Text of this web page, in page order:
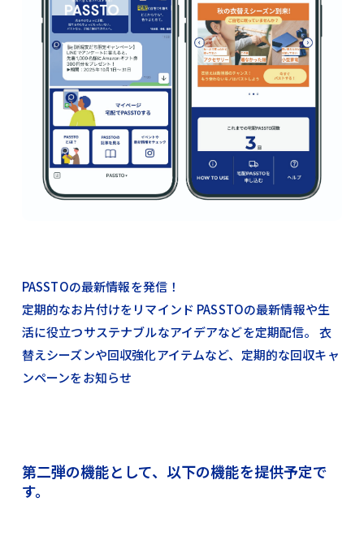
PASSTOの最新情報を発信！
定期的なお片付けをリマインド PASSTOの最新情報や生
活に役立つサステナブルなアイデアなどを定期配信。 衣
替えシーズンや回収強化アイテムなど、定期的な回収キャ
ンペーンをお知らせ
第二弾の機能として、以下の機能を提供予定で
す。